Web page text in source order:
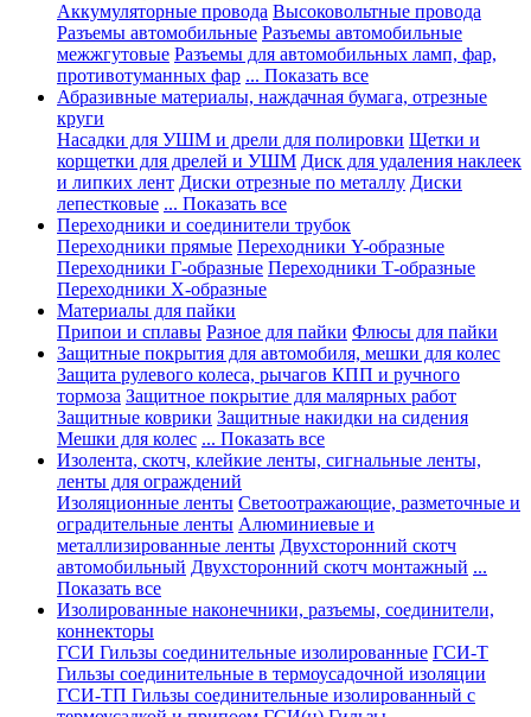
Аккумуляторные провода Высоковольтные провода
Разъемы автомобильные Разъемы автомобильные
межжгутовые Разъемы для автомобильных ламп, фар,
противотуманных фар ... Показать все
Абразивные материалы, наждачная бумага, отрезные
круги
Насадки для УШМ и дрели для полировки Щетки и
корщетки для дрелей и УШМ Диск для удаления наклеек
и липких лент Диски отрезные по металлу Диски
лепестковые ... Показать все
Переходники и соединители трубок
Переходники прямые Переходники Y-образные
Переходники Г-образные Переходники Т-образные
Переходники Х-образные
Материалы для пайки
Припои и сплавы Разное для пайки Флюсы для пайки
Защитные покрытия для автомобиля, мешки для колес
Защита рулевого колеса, рычагов КПП и ручного
тормоза Защитное покрытие для малярных работ
Защитные коврики Защитные накидки на сидения
Мешки для колес ... Показать все
Изолента, скотч, клейкие ленты, сигнальные ленты,
ленты для ограждений
Изоляционные ленты Светоотражающие, разметочные и
оградительные ленты Алюминиевые и
металлизированные ленты Двухсторонний скотч
автомобильный Двухсторонний скотч монтажный ...
Показать все
Изолированные наконечники, разъемы, соединители,
коннекторы
ГСИ Гильзы соединительные изолированные ГСИ-Т
Гильзы соединительные в термоусадочной изоляции
ГСИ-ТП Гильзы соединительные изолированный с